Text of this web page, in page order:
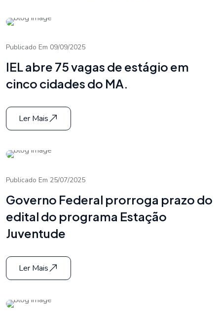
Publicado Em 09/09/2025
IEL abre 75 vagas de estágio em
cinco cidades do MA.
Ler Mais
Publicado Em 25/07/2025
Governo Federal prorroga prazo do
edital do programa Estação
Juventude
Ler Mais